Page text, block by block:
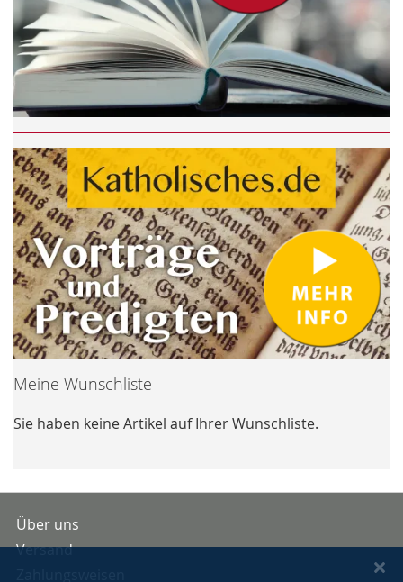
Meine Wunschliste
Sie haben keine Artikel auf Ihrer Wunschliste.
Über uns
Versand